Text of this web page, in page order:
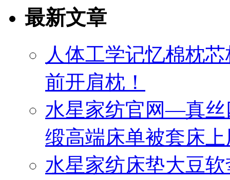
最新文章
人体工学记忆棉枕
前开肩枕！
水星家纺官网—真丝
缎高端床单被套床
水星家纺床垫大豆